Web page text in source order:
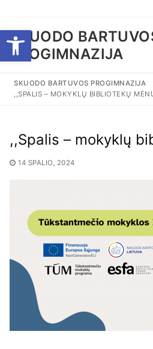
Open toolbar
prie
turinio
SKUODO
PROGIMNAZIJA
SKUODO BARTUVOS PROGIMNAZIJA
,,SPALIS – MOKYKLŲ BIBLIOTEKŲ
,,Spalis – mokyklų
14 SPALIO, 2024